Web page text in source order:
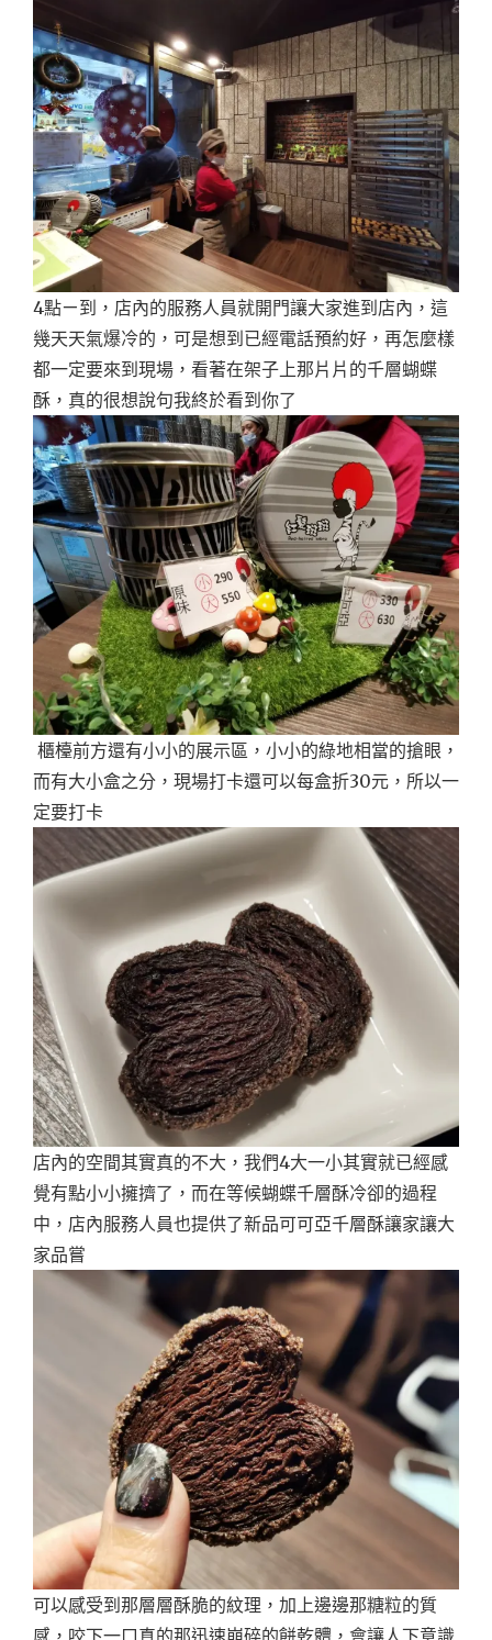
4點ㄧ到，店內的服務人員就開門讓大家進到店內，這
幾天天氣爆冷的，可是想到已經電話預約好，再怎麼樣
都一定要來到現場，看著在架子上那片片的千層蝴蝶
酥，真的很想說句我終於看到你了
櫃檯前方還有小小的展示區，小小的綠地相當的搶眼，
而有大小盒之分，現場打卡還可以每盒折30元，所以一
定要打卡
店內的空間其實真的不大，我們4大一小其實就已經感
覺有點小小擁擠了，而在等候蝴蝶千層酥冷卻的過程
中，店內服務人員也提供了新品可可亞千層酥讓家讓大
家品嘗
可以感受到那層層酥脆的紋理，加上邊邊那糖粒的質
感，咬下一口真的那迅速崩碎的餅乾體，會讓人下意識